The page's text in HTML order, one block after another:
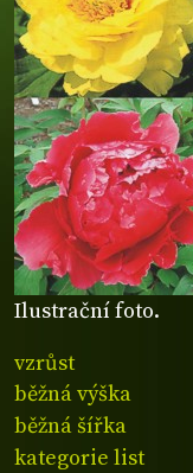
Ilustrační foto.
vzrůst
běžná výška
běžná šířka
kategorie list